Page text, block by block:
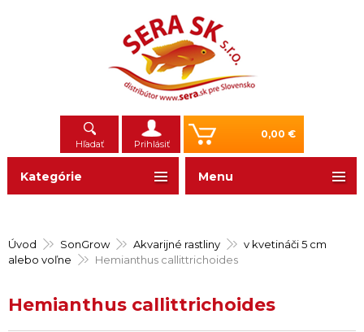
Hľadať Prihlásiť
0,00 €
Úvod SonGrow Akvarijné rastliny
v kvetináči 5 cm
alebo voľne
Hemianthus callittrichoides
Hemianthus callittrichoides
Kategórie Menu